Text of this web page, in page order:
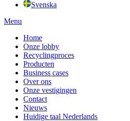
Svenska
Menu
Home
Onze lobby
Recyclingproces
Producten
Business cases
Over ons
Onze vestigingen
Contact
Nieuws
Huidige taal Nederlands